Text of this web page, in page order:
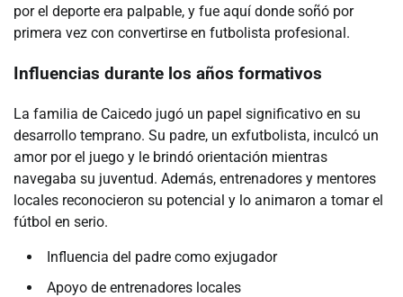
por el deporte era palpable, y fue aquí donde soñó por
primera vez con convertirse en futbolista profesional.
Influencias durante los años formativos
La familia de Caicedo jugó un papel significativo en su
desarrollo temprano. Su padre, un exfutbolista, inculcó un
amor por el juego y le brindó orientación mientras
navegaba su juventud. Además, entrenadores y mentores
locales reconocieron su potencial y lo animaron a tomar el
fútbol en serio.
Influencia del padre como exjugador
Apoyo de entrenadores locales